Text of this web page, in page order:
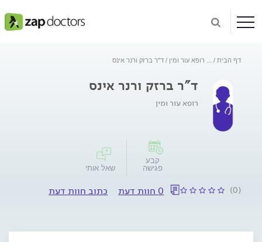
דף הבית רופא עור ומין ד"ר ברזק ורנר אינס
ד"ר ברזק ורנר אינס
רופא עור ומין
קבע
פגישה
שאל אותי
(0) 0 חוות דעת כתוב חוות דעת